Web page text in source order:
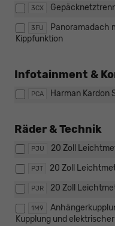
3CX
3FU
Panoramadach
Kippfunktion
Infotainment &
PCA Harman Kardon
Räder & Technik
PJU 20 Zoll
PJT 20 Zoll
PJR 20 Zoll
1M9
Kupplung und